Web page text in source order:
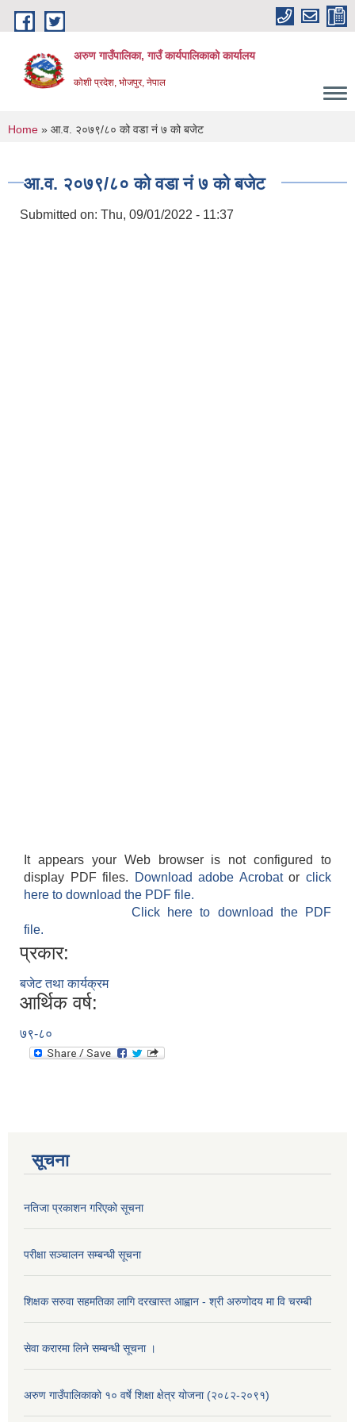
Skip to main content
अरुण गाउँपालिका, गाउँ कार्यपालिकाको कार्यालय
कोशी प्रदेश, भोजपुर, नेपाल
You are here
Home » आ.व. २०७९/८० को वडा नं ७ को बजेट
आ.व. २०७९/८० को वडा नं ७ को बजेट
Submitted on: Thu, 09/01/2022 - 11:37
It appears your Web browser is not configured to
display PDF files.
Download adobe Acrobatorclick
here to download the PDF file.
Click here to download the PDF
file.
प्रकार:
बजेट तथा कार्यक्रम
आर्थिक वर्ष:
७९-८०
सूचना
नतिजा प्रकाशन गरिएको सूचना
परीक्षा सञ्चालन सम्बन्धी सूचना
शिक्षक सरुवा सहमतिका लागि दरखास्त आह्वान - श्री अरुणोदय मा वि चरम्बी
सेवा करारमा लिने सम्बन्धी सूचना ।
अरुण गाउँपालिकाको १० वर्षे शिक्षा क्षेत्र योजना (२०८२-२०९१)